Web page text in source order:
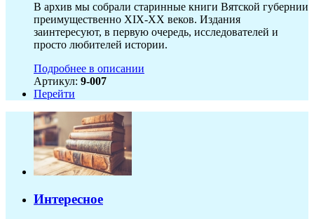
В архив мы собрали старинные книги Вятской губернии
преимущественно XIX-ХХ веков. Издания
заинтересуют, в первую очередь, исследователей и
просто любителей истории.
Подробнее в описании
Артикул: 9-007
Перейти
Интересное